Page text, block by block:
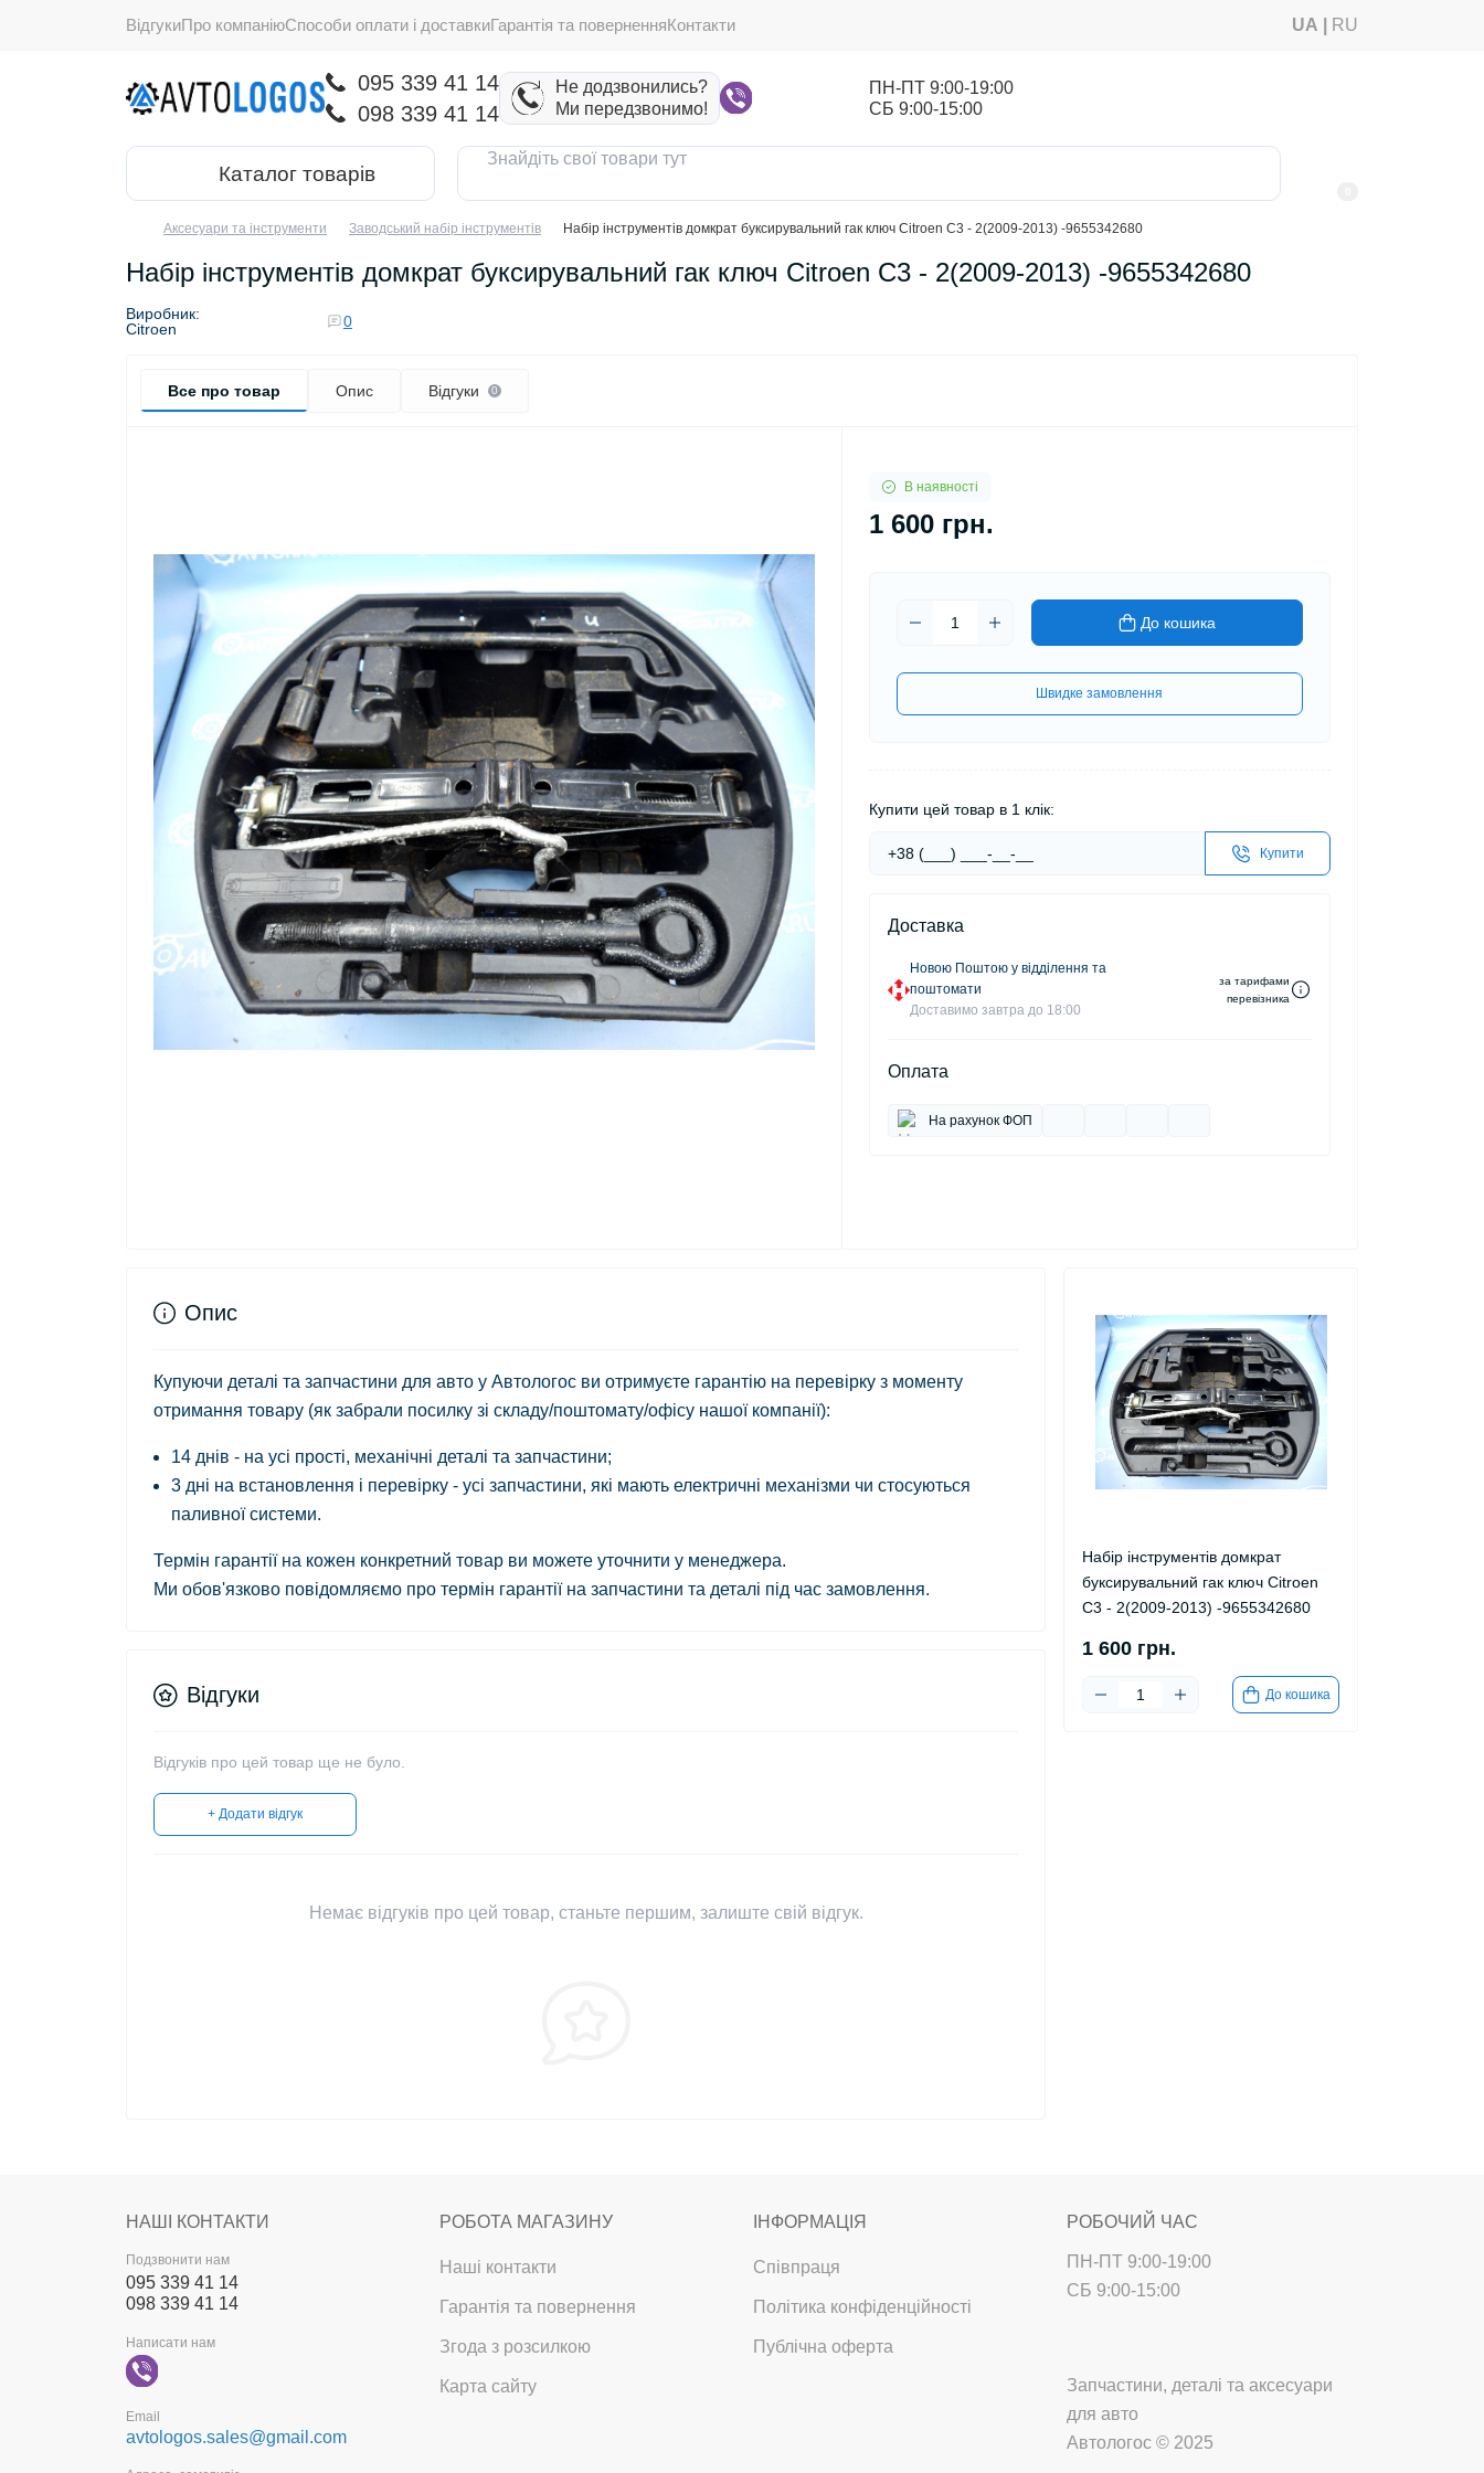
ВідгукиПро компаніюСпособи оплати і доставкиГарантія та поверненняКонтакти UA RU
095 339 41 14
098 339 41 14
Не додзвонились?
Ми передзвонимо!
ПН-ПТ 9:00-19:00
СБ 9:00-15:00
Каталог товарів
Аксесуари та інструменти Заводський набір інструментів Набір інструментів домкрат буксирувальний гак ключ Citroen C3 - 2(2009-2013) -9655342680
Набір інструментів домкрат буксирувальний гак ключ Citroen C3 - 2(2009-2013) -9655342680
Виробник:
Citroen
0
Все про товар Опис Відгуки 0
В наявності
1 600 грн.
До кошика
Швидке замовлення
Купити цей товар в 1 клік:
Купити
Доставка
Новою Поштою у відділення та
поштомати
Доставимо завтра до 18:00
за тарифами
перевізника
Оплата
На рахунок ФОП
Набір інструментів домкрат
буксирувальний гак ключ Citroen
C3 - 2(2009-2013) -9655342680
1 600 грн.
До кошика
Опис
Купуючи деталі та запчастини для авто у Автологос ви отримуєте гарантію на перевірку з моменту
отримання товару (як забрали посилку зі складу/поштомату/офісу нашої компанії):
14 днів - на усі прості, механічні деталі та запчастини;
3 дні на встановлення і перевірку - усі запчастини, які мають електричні механізми чи стосуються
паливної системи.
Термін гарантії на кожен конкретний товар ви можете уточнити у менеджера.
Ми обов'язково повідомляємо про термін гарантії на запчастини та деталі під час замовлення.
Відгуки
Відгуків про цей товар ще не було.
+ Додати відгук
Немає відгуків про цей товар, станьте першим, залиште свій відгук.
НАШІ КОНТАКТИ
Подзвонити нам
095 339 41 14
098 339 41 14
Написати нам
Email
avtologos.sales@gmail.com
РОБОТА МАГАЗИНУ
Наші контакти
Гарантія та повернення
Згода з розсилкою
Карта сайту
ІНФОРМАЦІЯ
Співпраця
Політика конфіденційності
Публічна оферта
РОБОЧИЙ ЧАС
ПН-ПТ 9:00-19:00
СБ 9:00-15:00
Запчастини, деталі та аксесуари
для авто
Автологос © 2025